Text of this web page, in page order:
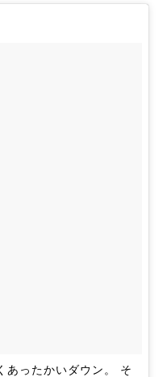
あったかいダウン。 そ